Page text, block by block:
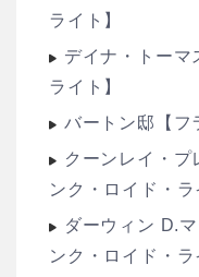
ライト】
デイナ・トーマ
ライト】
バートン邸【フ
クーンレイ・
ンク・ロイド・ラ
ダーウィン D.
ンク・ロイド・ラ